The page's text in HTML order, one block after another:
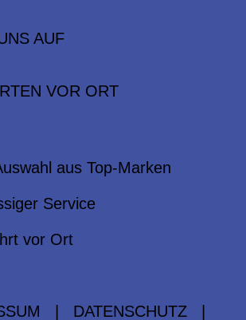
AUF
VOR ORT
aus Top-Marken
Service
vor Ort
DATENSCHUTZ